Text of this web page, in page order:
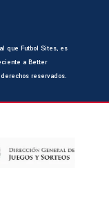
que Futbol Sites, es
a Better
reservados.